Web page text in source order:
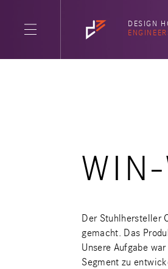
DESIGN
Der Stuhlhersteller
gemacht. Das
Unsere Aufgabe
Segment zu